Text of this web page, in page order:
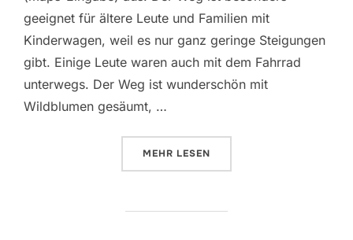
geeignet für ältere Leute und Familien mit
Kinderwagen, weil es nur ganz geringe Steigungen
gibt. Einige Leute waren auch mit dem Fahrrad
unterwegs. Der Weg ist wunderschön mit
Wildblumen gesäumt, …
MEHR ÜBER „AUSFLUGSTIPP FÜR DIE
LESEN